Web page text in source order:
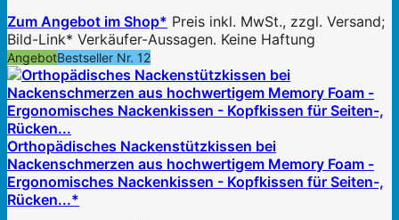
Zum Angebot im Shop* Preis inkl. MwSt., zzgl. Versand;
Bild-Link* Verkäufer-Aussagen. Keine Haftung
AngebotBestseller Nr. 12
Orthopädisches Nackenstützkissen bei
Nackenschmerzen aus hochwertigem Memory Foam -
Ergonomisches Nackenkissen - Kopfkissen für Seiten-,
Rücken...*